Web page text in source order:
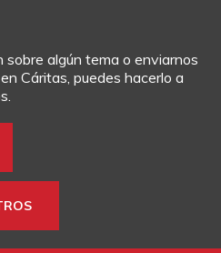
sobre algún tema o enviarnos
Cáritas, puedes hacerlo a